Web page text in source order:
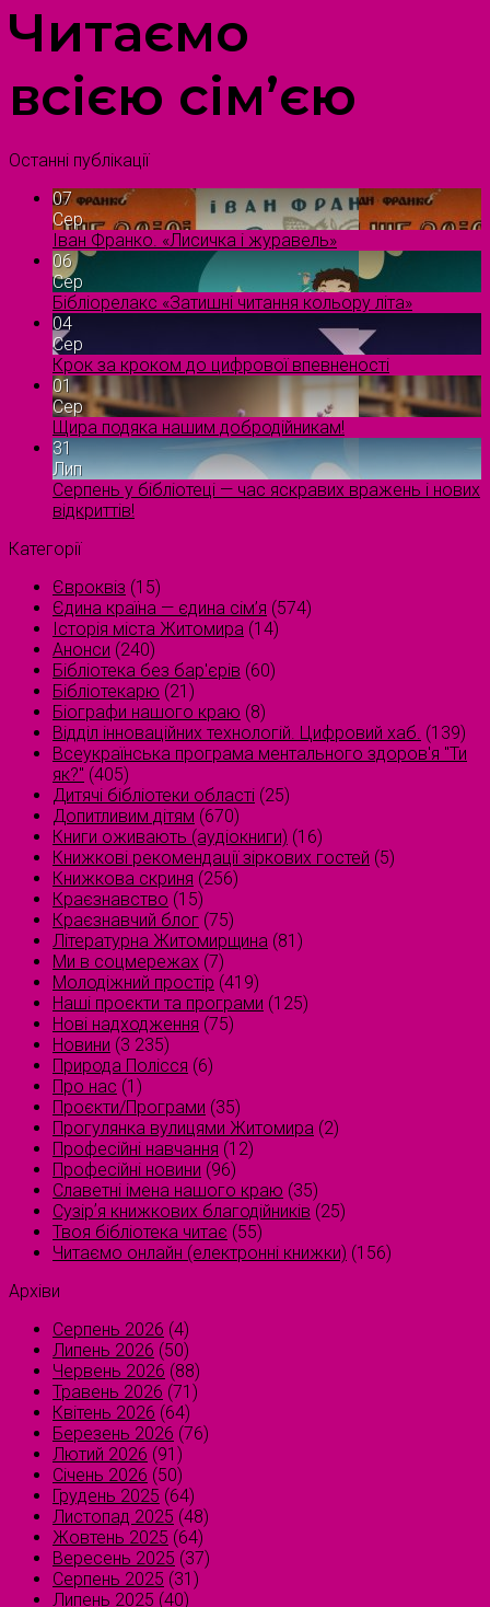
Читаємо
всією сім’єю
Останні публікації
07
Сер
Іван Франко. «Лисичка і журавель»
06
Сер
Бібліорелакс «Затишні читання кольору літа»
04
Сер
Крок за кроком до цифрової впевненості
01
Сер
Щира подяка нашим добродійникам!
31
Лип
Серпень у бібліотеці — час яскравих вражень і нових
відкриттів!
Категорії
Євроквіз (15)
Єдина країна — єдина сім’я (574)
Історія міста Житомира (14)
Анонси (240)
Бібліотека без бар'єрів (60)
Бібліотекарю (21)
Біографи нашого краю (8)
Відділ інноваційних технологій. Цифровий хаб. (139)
Всеукраїнська програма ментального здоров'я "Ти
як?" (405)
Дитячі бібліотеки області (25)
Допитливим дітям (670)
Книги оживають (аудіокниги) (16)
Книжкові рекомендації зіркових гостей (5)
Книжкова скриня (256)
Краєзнавство (15)
Краєзнавчий блог (75)
Літературна Житомирщина (81)
Ми в соцмережах (7)
Молодіжний простір (419)
Наші проєкти та програми (125)
Нові надходження (75)
Новини (3 235)
Природа Полісся (6)
Про нас (1)
Проєкти/Програми (35)
Прогулянка вулицями Житомира (2)
Професійні навчання (12)
Професійні новини (96)
Славетні імена нашого краю (35)
Сузірʼя книжкових благодійників (25)
Твоя бібліотека читає (55)
Читаємо онлайн (електронні книжки) (156)
Архіви
Серпень 2026 (4)
Липень 2026 (50)
Червень 2026 (88)
Травень 2026 (71)
Квітень 2026 (64)
Березень 2026 (76)
Лютий 2026 (91)
Січень 2026 (50)
Грудень 2025 (64)
Листопад 2025 (48)
Жовтень 2025 (64)
Вересень 2025 (37)
Серпень 2025 (31)
Липень 2025 (40)